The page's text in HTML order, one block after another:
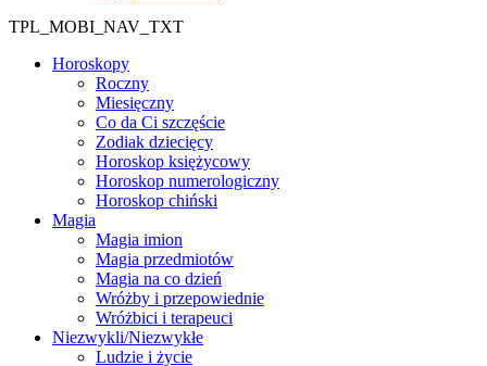
TPL_MOBI_NAV_TXT
Horoskopy
Roczny
Miesięczny
Co da Ci szczęście
Zodiak dziecięcy
Horoskop księżycowy
Horoskop numerologiczny
Horoskop chiński
Magia
Magia imion
Magia przedmiotów
Magia na co dzień
Wróżby i przepowiednie
Wróżbici i terapeuci
Niezwykli/Niezwykłe
Ludzie i życie